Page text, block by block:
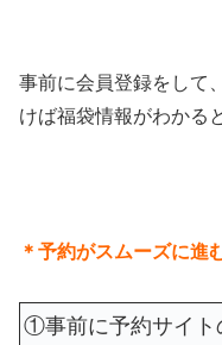
事前に会員登録をして
けば福袋情報がわかる
＊予約がスムーズに進
①事前に予約サイト